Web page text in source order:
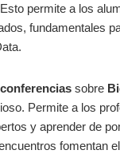
permite a los
fundamentales
sobre
Permite a los
y aprender de
fomentan